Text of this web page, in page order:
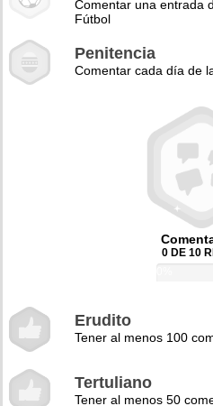
Comentar una entrada
Fútbol
Penitencia
Comentar cada día de
0 DE 10
Erudito
Tener al menos 100
Tertuliano
Tener al menos 50